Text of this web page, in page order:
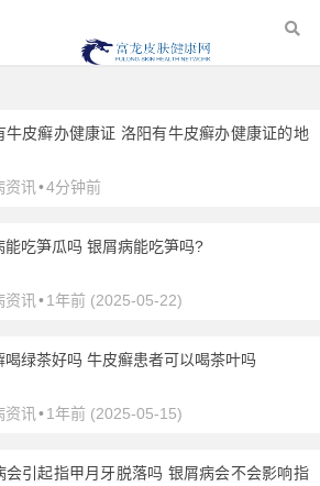
牛皮癣办健康证 洛阳有牛皮癣办健康证的地
资讯 •4分钟前
能吃笋瓜吗 银屑病能吃笋吗?
资讯 •1年前 (2025-05-22)
喝绿茶好吗 牛皮癣患者可以喝茶叶吗
资讯 •1年前 (2025-05-15)
会引起指甲月牙脱落吗 银屑病会不会影响指